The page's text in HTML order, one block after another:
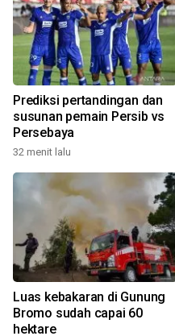
Prediksi pertandingan dan
susunan pemain Persib vs
Persebaya
32 menit lalu
Luas kebakaran di Gunung
Bromo sudah capai 60
hektare